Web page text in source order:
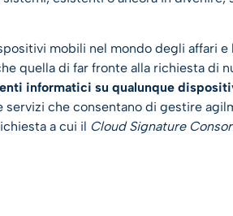
mobili nel mondo degli affari e
quella di far fronte alla richiesta di
informatici su qualunque
servizi che consentano di gestire
a cui il Cloud Signature